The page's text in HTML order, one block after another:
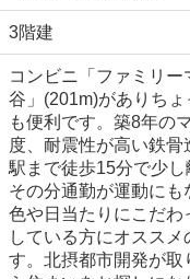
3階建
コンビニ「ファミリ
谷」(201m)がありち
も便利です。築8年の
度、耐震性が高い鉄骨
駅まで徒歩15分で少
その分通勤が運動にも
色や日当たりにこだわ
している方にオススメ
す。北摂都市開発が取